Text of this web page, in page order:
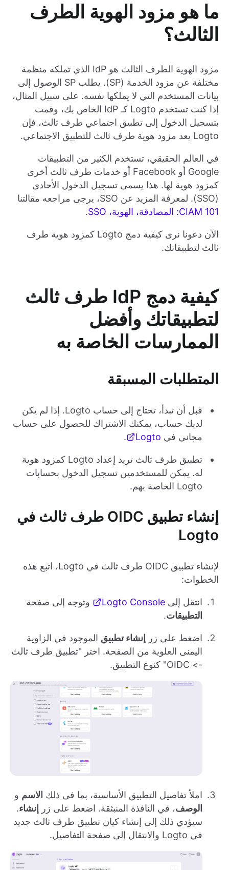
ما هو مزود الهوية الطرف
الثالث؟
مزود الهوية الطرف الثالث هو IdP الذي تملكه منظمة
مختلفة عن مزود الخدمة (SP). يطلب SP الوصول إلى
بيانات المستخدم التي لا يملكها نفسه. على سبيل المثال،
إذا كنت تستخدم Logto كـ IdP الخاص بك، وقمت
بتسجيل الدخول إلى تطبيق اجتماعي طرف ثالث، فإن
Logto يعد مزود هوية طرف ثالث للتطبيق الاجتماعي.
في العالم الحقيقي، تستخدم الكثير من التطبيقات
Google أو Facebook أو خدمات طرف ثالث أخرى
كمزود هوية لها. هذا يسمى تسجيل الدخول الأحادي
(SSO). لمعرفة المزيد عن SSO، يرجى مراجعه مقالتنا
CIAM 101: المصادقة، الهوية، SSO
.
الآن دعونا نرى كيفية دمج Logto كمزود هوية طرف
ثالث لتطبيقاتك.
كيفية دمج IdP طرف ثالث
لتطبيقاتك وأفضل
الممارسات الخاصة به
المتطلبات المسبقة
قبل أن تبدأ، تحتاج إلى حساب Logto. إذا لم يكن
لديك حساب، يمكنك الاشتراك للحصول على حساب
مجاني في Logto
.
تطبيق طرف ثالث تريد إعداد Logto كمزود هوية
له. يمكن للمستخدمين تسجيل الدخول بحسابات
Logto الخاصة بهم.
إنشاء تطبيق OIDC طرف ثالث في
Logto
لإنشاء تطبيق OIDC طرف ثالث في Logto، اتبع هذه
الخطوات:
انتقل إلى Logto Console
وتوجه إلى صفحة
التطبيقات.
اضغط على زر إنشاء تطبيق الموجود في الزاوية
اليمنى العلوية من الصفحة. اختر "تطبيق طرف ثالث
-> OIDC" كنوع التطبيق.
املأ تفاصيل التطبيق الأساسية، بما في ذلك الاسم و
الوصف، في النافذة المنبثقة. اضغط على زر إنشاء.
سيؤدي ذلك إلى إنشاء كيان تطبيق طرف ثالث جديد
في Logto والانتقال إلى صفحة التفاصيل.